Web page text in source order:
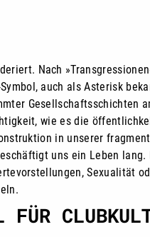
Nach
auch als Asterisk
wie es die
in unserer
uns ein Leben